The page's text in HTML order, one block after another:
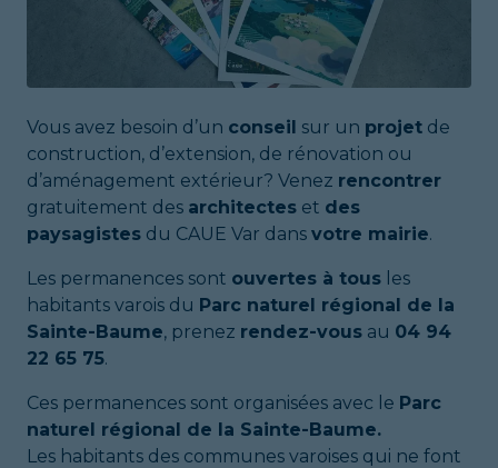
Vous avez besoin d’un conseil sur un projet de
construction, d’extension, de rénovation ou
d’aménagement extérieur? Venez rencontrer
gratuitement des architectes et des
paysagistes du CAUE Var dans votre mairie.
Les permanences sont ouvertes à tous les
habitants varois du Parc naturel régional de la
Sainte-Baume, prenez rendez-vous au 04 94
22 65 75.
Ces permanences sont organisées avec le Parc
naturel régional de la Sainte-Baume.
Les habitants des communes varoises qui ne font